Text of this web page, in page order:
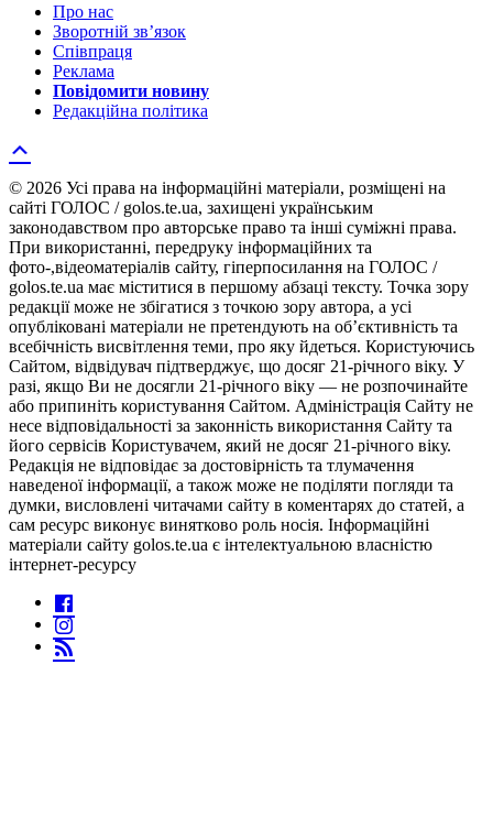
Про нас
Зворотній зв’язок
Співпраця
Реклама
Повідомити новину
Редакційна політика
© 2026 Усі права на інформаційні матеріали, розміщені на
сайті ГОЛОС / golos.te.ua, захищені українським
законодавством про авторське право та інші суміжні права.
При використанні, передруку інформаційних та
фото-,відеоматеріалів сайту, гіперпосилання на ГОЛОС /
golos.te.ua має міститися в першому абзаці тексту. Точка зору
редакції може не збігатися з точкою зору автора, а усі
опубліковані матеріали не претендують на об’єктивність та
всебічність висвітлення теми, про яку йдеться. Користуючись
Сайтом, відвідувач підтверджує, що досяг 21-річного віку. У
разі, якщо Ви не досягли 21-річного віку — не розпочинайте
або припиніть користування Сайтом. Адміністрація Сайту не
несе відповідальності за законність використання Сайту та
його сервісів Користувачем, який не досяг 21-річного віку.
Редакція не відповідає за достовірність та тлумачення
наведеної інформації, а також може не поділяти погляди та
думки, висловлені читачами сайту в коментарях до статей, а
сам ресурс виконує винятково роль носія. Інформаційні
матеріали сайту golos.te.ua є інтелектуальною власністю
інтернет-ресурсу